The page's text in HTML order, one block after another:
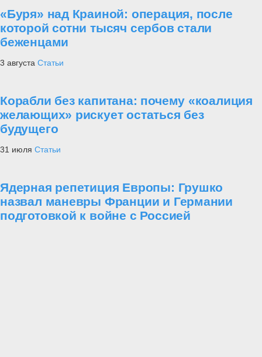
«Буря» над Краиной: операция, после
которой сотни тысяч сербов стали
беженцами
3 августа Статьи
Корабли без капитана: почему «коалиция
желающих» рискует остаться без
будущего
31 июля Статьи
Ядерная репетиция Европы: Грушко
назвал маневры Франции и Германии
подготовкой к войне с Россией